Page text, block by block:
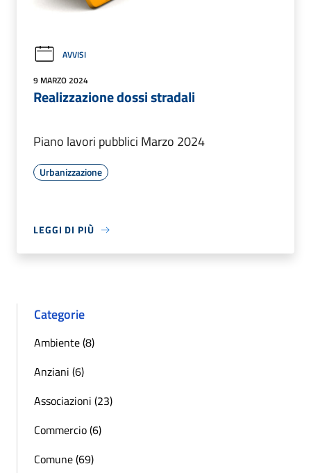
AVVISI
9 MARZO 2024
Realizzazione dossi stradali
Piano lavori pubblici Marzo 2024
Urbanizzazione
LEGGI DI PIÙ
Categorie
Ambiente (8)
Anziani (6)
Associazioni (23)
Commercio (6)
Comune (69)